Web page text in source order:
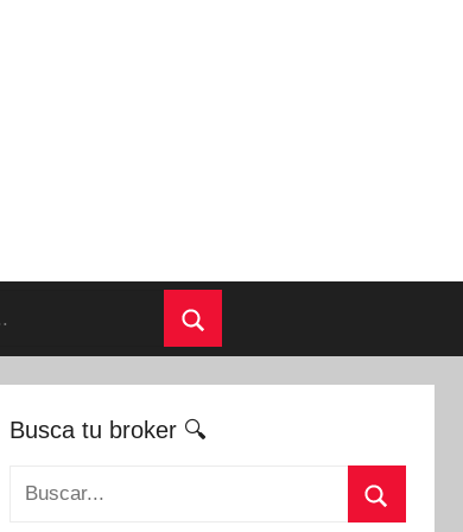
Buscar
Busca tu broker 🔍
Buscar: